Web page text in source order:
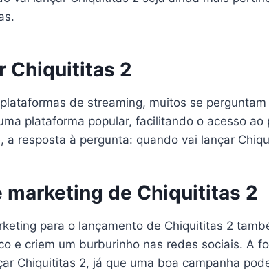
Chiquititas 2
de streaming, muitos se
plataforma popular, facilitando o acesso
a resposta à pergunta: quando vai lançar
marketing de Chiquititas 2
para o lançamento de Chiquititas 2
e criem um burburinho nas redes sociais. A
Chiquititas 2, já que uma boa campanha